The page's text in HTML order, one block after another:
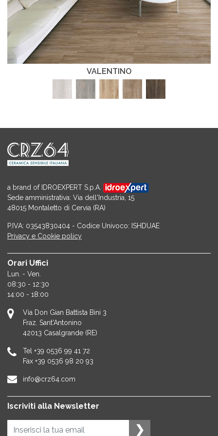
VALENTINO
a brand of IDROEXPERT S.p.A.
Sede amministrativa: Via dell'Industria, 15
48015 Montaletto di Cervia (RA)
P.IVA: 03543830404 - Codice Univoco: ISHDUAE
Privacy e Cookie policy
Orari Uffici
Lun. - Ven.
08:30 - 12:30
14:00 - 18:00
Via Don Gian Battista Bini 3
Fraz. Sant'Antonino
42013 Casalgrande (RE)
Tel +39 0536 99 41 72
Fax +39 0536 98 20 93
info@crz64.com
Iscriviti alla Newsletter